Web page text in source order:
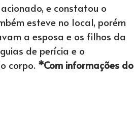
e constatou o
esteve no local, porém
a esposa e os filhos da
de perícia e o
corpo. *Com informações do